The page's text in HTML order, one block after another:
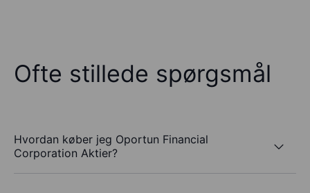
Ofte stillede spørgsmål
Hvordan køber jeg Oportun Financial
Corporation Aktier?